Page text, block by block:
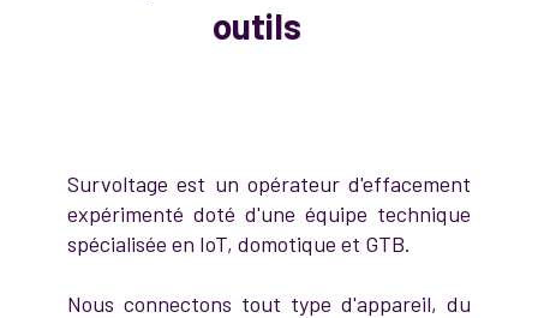
outils
Survoltage est un opérateur d'effacement
expérimenté doté d'une équipe technique
spécialisée en IoT, domotique et GTB.
Nous connectons tout type d'appareil, du